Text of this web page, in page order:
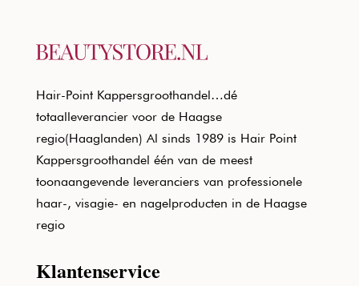
Hair-Point Kappersgroothandel…dé
totaalleverancier voor de Haagse
regio(Haaglanden) Al sinds 1989 is Hair Point
Kappersgroothandel één van de meest
toonaangevende leveranciers van professionele
haar-, visagie- en nagelproducten in de Haagse
regio
Klantenservice